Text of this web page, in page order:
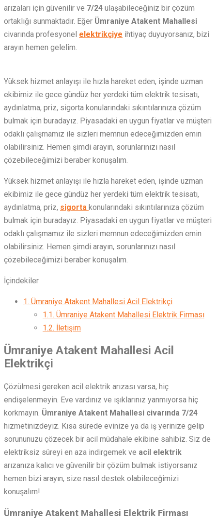
arızaları için güvenilir ve 7/24 ulaşabileceğiniz bir çözüm
ortaklığı sunmaktadır. Eğer Ümraniye Atakent Mahallesi
civarında profesyonel elektrikçiye ihtiyaç duyuyorsanız, bizi
arayın hemen gelelim.
Yüksek hizmet anlayışı ile hızla hareket eden, işinde uzman
ekibimiz ile gece gündüz her yerdeki tüm elektrik tesisatı,
aydınlatma, priz, sigorta konularındaki sıkıntılarınıza çözüm
bulmak için buradayız. Piyasadaki en uygun fiyatlar ve müşteri
odaklı çalışmamız ile sizleri memnun edeceğimizden emin
olabilirsiniz. Hemen şimdi arayın, sorunlarınızı nasıl
çözebileceğimizi beraber konuşalım.
Yüksek hizmet anlayışı ile hızla hareket eden, işinde uzman
ekibimiz ile gece gündüz her yerdeki tüm elektrik tesisatı,
aydınlatma, priz, sigorta konularındaki sıkıntılarınıza çözüm
bulmak için buradayız. Piyasadaki en uygun fiyatlar ve müşteri
odaklı çalışmamız ile sizleri memnun edeceğimizden emin
olabilirsiniz. Hemen şimdi arayın, sorunlarınızı nasıl
çözebileceğimizi beraber konuşalım.
İçindekiler
1. Ümraniye Atakent Mahallesi Acil Elektrikçi
1.1. Ümraniye Atakent Mahallesi Elektrik Firması
1.2. İletişim
Ümraniye Atakent Mahallesi Acil
Elektrikçi
Çözülmesi gereken acil elektrik arızası varsa, hiç
endişelenmeyin. Eve vardınız ve ışıklarınız yanmıyorsa hiç
korkmayın. Ümraniye Atakent Mahallesi civarında 7/24
hizmetinizdeyiz. Kısa sürede evinize ya da iş yerinize gelip
sorununuzu çözecek bir acil müdahale ekibine sahibiz. Siz de
elektriksiz süreyi en aza indirgemek ve acil elektrik
arızanıza kalıcı ve güvenilir bir çözüm bulmak istiyorsanız
hemen bizi arayın, size nasıl destek olabileceğimizi
konuşalım!
Ümraniye Atakent Mahallesi Elektrik Firması